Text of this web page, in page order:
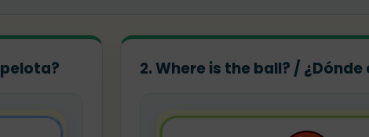
2. Where is the ball? /